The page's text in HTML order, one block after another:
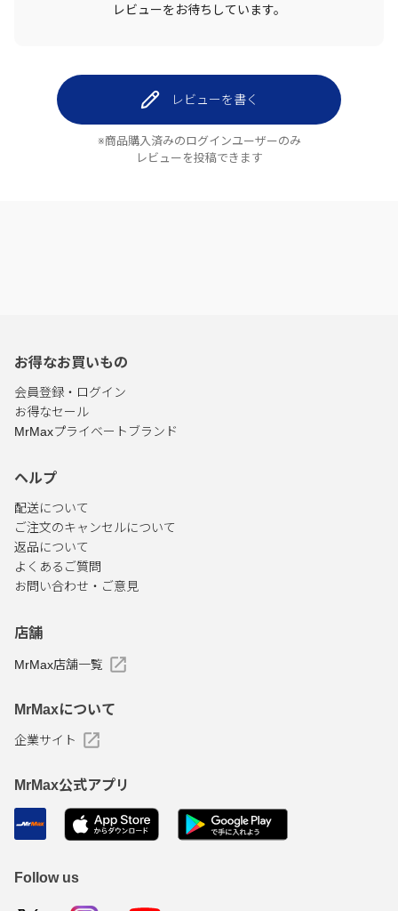
レビューをお待ちしています。
レビューを書く
※商品購入済みのログインユーザーのみ
レビューを投稿できます
お得なお買いもの
会員登録・ログイン
お得なセール
MrMaxプライベートブランド
ヘルプ
配送について
ご注文のキャンセルについて
返品について
よくあるご質問
お問い合わせ・ご意見
店舗
MrMax店舗一覧
MrMaxについて
企業サイト
MrMax公式アプリ
Follow us